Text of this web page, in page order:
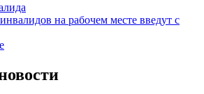
на рабочем месте введут с